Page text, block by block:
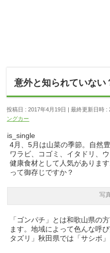
意外と知られていない
投稿日 : 2017年4月19日 最終更新日時 :
ングカー
is_single
4月、5月は山菜の季節。自然
ワラビ、コゴミ、イタドリ、
健康食材として人気がありま
って御存じですか？
写
「ゴンパチ」とは和歌山県の
ます。地域によって色んな呼
タズリ」秋田県では「サシボ」